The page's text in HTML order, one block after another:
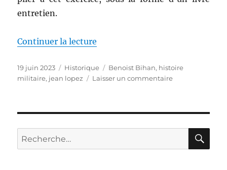
entretien.
Continuer la lecture
Publié
le
19 juin 2023 Catégories
Historique Étiquettes
Benoist Bihan, histoire
militaire, jean lopez Laisser un commentairesur
Benoist
&
Recherche
pour :